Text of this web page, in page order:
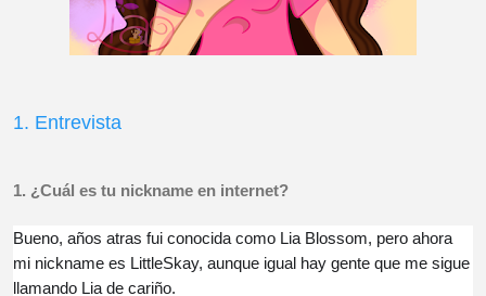
1. Entrevista
1. ¿Cuál es tu nickname en internet?
Bueno, años atras fui conocida como Lia Blossom, pero ahora
mi nickname es LittleSkay, aunque igual hay gente que me sigue
llamando Lia de cariño.